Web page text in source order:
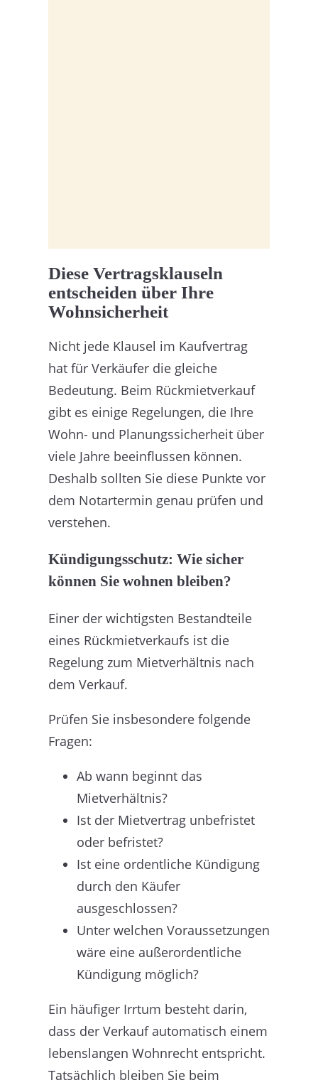
Diese Vertragsklauseln
entscheiden über Ihre
Wohnsicherheit
Nicht jede Klausel im Kaufvertrag
hat für Verkäufer die gleiche
Bedeutung. Beim Rückmietverkauf
gibt es einige Regelungen, die Ihre
Wohn- und Planungssicherheit über
viele Jahre beeinflussen können.
Deshalb sollten Sie diese Punkte vor
dem Notartermin genau prüfen und
verstehen.
Kündigungsschutz: Wie sicher
können Sie wohnen bleiben?
Einer der wichtigsten Bestandteile
eines Rückmietverkaufs ist die
Regelung zum Mietverhältnis nach
dem Verkauf.
Prüfen Sie insbesondere folgende
Fragen:
Ab wann beginnt das
Mietverhältnis?
Ist der Mietvertrag unbefristet
oder befristet?
Ist eine ordentliche Kündigung
durch den Käufer
ausgeschlossen?
Unter welchen Voraussetzungen
wäre eine außerordentliche
Kündigung möglich?
Ein häufiger Irrtum besteht darin,
dass der Verkauf automatisch einem
lebenslangen Wohnrecht entspricht.
Tatsächlich bleiben Sie beim